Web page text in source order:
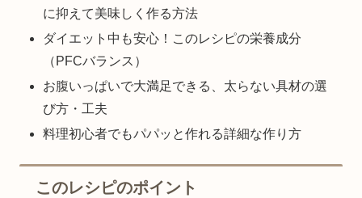
に抑えて美味しく作る方法
ダイエット中も安心！このレシピの栄養成分
（PFCバランス）
お腹いっぱいで大満足できる、太らない具材の選
び方・工夫
料理初心者でもパパッと作れる詳細な作り方
このレシピのポイント